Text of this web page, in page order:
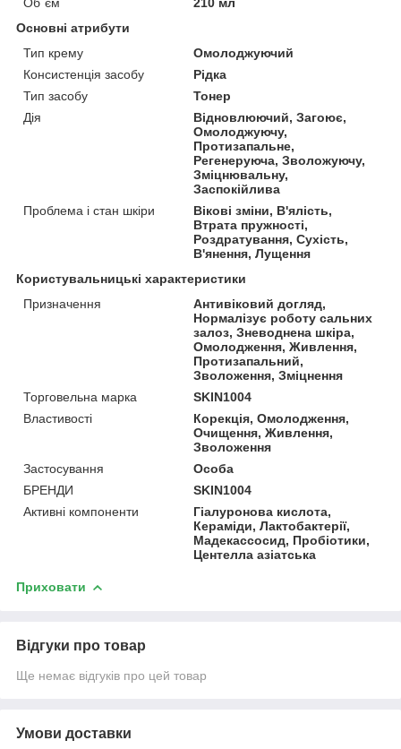
Основні атрибути
Тип крему
Омолоджуючий
Консистенція засобу
Рідка
Тип засобу
Тонер
Дія
Відновлюючий, Загоює,
Омолоджуючу,
Протизапальне,
Регенеруюча, Зволожуючу,
Зміцнювальну,
Заспокійлива
Проблема і стан шкіри
Вікові зміни, В'ялість,
Втрата пружності,
Роздратування, Сухість,
В'янення, Лущення
Користувальницькі характеристики
Призначення
Антивіковий догляд,
Нормалізує роботу сальних
залоз, Зневоднена шкіра,
Омолодження, Живлення,
Протизапальний,
Зволоження, Зміцнення
Торговельна марка
SKIN1004
Властивості
Корекція, Омолодження,
Очищення, Живлення,
Зволоження
Застосування
Особа
БРЕНДИ
SKIN1004
Активні компоненти
Гіалуронова кислота,
Кераміди, Лактобактерії,
Мадекассосид, Пробіотики,
Центелла азіатська
Приховати
Відгуки про товар
Ще немає відгуків про цей товар
Умови доставки